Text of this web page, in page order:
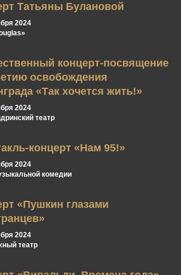
Татьяны Булановой
2024
концерт-посвящение
освобождения
«Так хочется жить!»
2024
театр
концерт «Нам 95!»
2024
комедии
«Пушкин глазами
2024
театр